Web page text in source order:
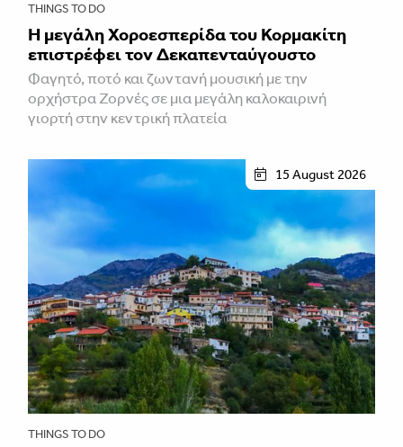
THINGS TO DO
Η μεγάλη Χοροεσπερίδα του Κορμακίτη
επιστρέφει τον Δεκαπενταύγουστο
Φαγητό, ποτό και ζωντανή μουσική με την
ορχήστρα Ζορνές σε μια μεγάλη καλοκαιρινή
γιορτή στην κεντρική πλατεία
15 August 2026
THINGS TO DO